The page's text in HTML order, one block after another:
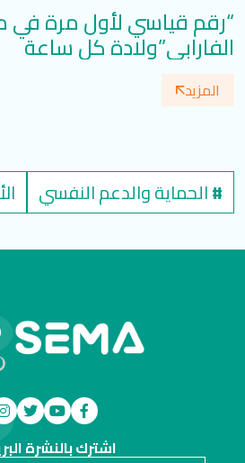
“رقم قياسي لأول مرة
الفارابي”ولادة كل ساعة
المزيد
#الحماية والدعم النفسي
اشترك بالنشرة